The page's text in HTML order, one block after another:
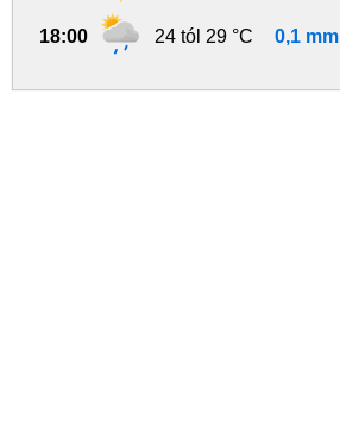
18:00 24 tól 29 °C 0,1 mm